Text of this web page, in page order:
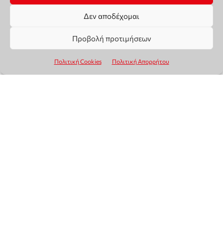
Δεν αποδέχομαι
Προβολή προτιμήσεων
Πολιτική Cookies Πολιτική Απορρήτου